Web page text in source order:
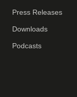
Press Releases
Downloads
Podcasts